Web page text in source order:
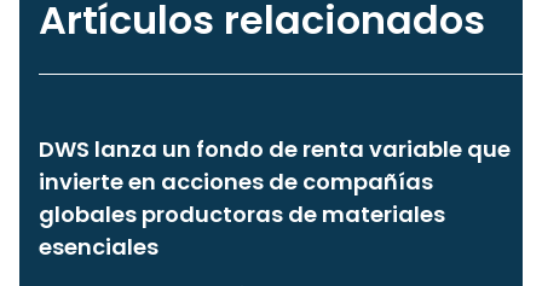
Artículos relacionados
DWS lanza un fondo de renta variable que
invierte en acciones de compañías
globales productoras de materiales
esenciales